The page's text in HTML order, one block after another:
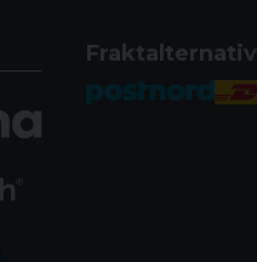
Fraktalternativ